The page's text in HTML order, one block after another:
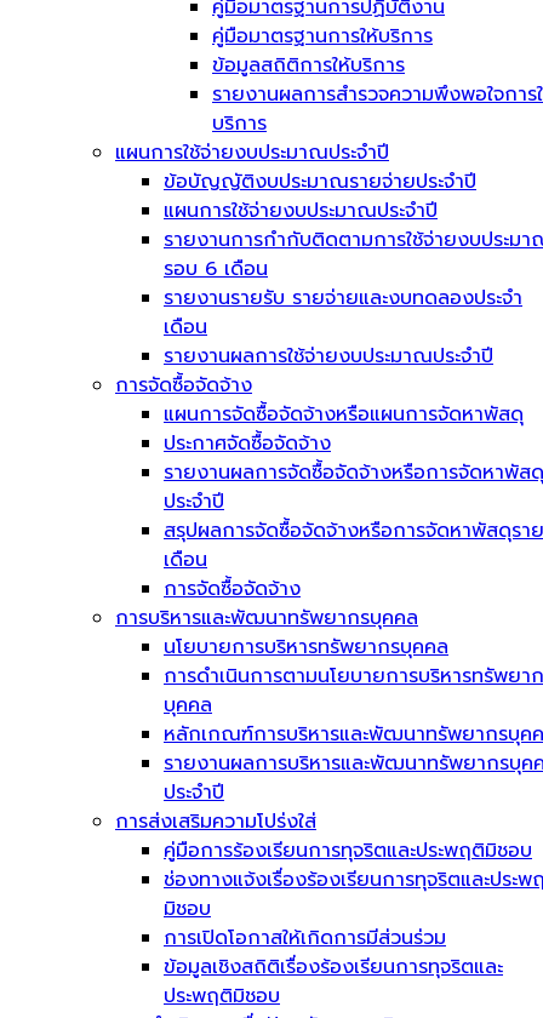
คู่มือมาตรฐานการปฏิบัติงาน
คู่มือมาตรฐานการให้บริการ
ข้อมูลสถิติการให้บริการ
รายงานผลการสำรวจความพึงพอใจการ
บริการ
แผนการใช้จ่ายงบประมาณประจำปี
ข้อบัญญัติงบประมาณรายจ่ายประจำปี
แผนการใช้จ่ายงบประมาณประจำปี
รายงานการกำกับติดตามการใช้จ่ายงบประม
รอบ 6 เดือน
รายงานรายรับ รายจ่ายและงบทดลองประจำ
เดือน
รายงานผลการใช้จ่ายงบประมาณประจำปี
การจัดซื้อจัดจ้าง
แผนการจัดซื้อจัดจ้างหรือแผนการจัดหาพัสดุ
ประกาศจัดซื้อจัดจ้าง
รายงานผลการจัดซื้อจัดจ้างหรือการจัดหาพัสดุ
ประจำปี
สรุปผลการจัดซื้อจัดจ้างหรือการจัดหาพัสดุราย
เดือน
การจัดซื้อจัดจ้าง
การบริหารและพัฒนาทรัพยากรบุคคล
นโยบายการบริหารทรัพยากรบุคคล
การดำเนินการตามนโยบายการบริหารทรัพยา
บุคคล
หลักเกณฑ์การบริหารและพัฒนาทรัพยากรบุค
รายงานผลการบริหารและพัฒนาทรัพยากรบุค
ประจำปี
การส่งเสริมความโปร่งใส่
คู่มือการร้องเรียนการทุจริตและประพฤติมิชอบ
ช่องทางแจ้งเรื่องร้องเรียนการทุจริตและประพ
มิชอบ
การเปิดโอกาสให้เกิดการมีส่วนร่วม
ข้อมูลเชิงสถิติเรื่องร้องเรียนการทุจริตและ
ประพฤติมิชอบ